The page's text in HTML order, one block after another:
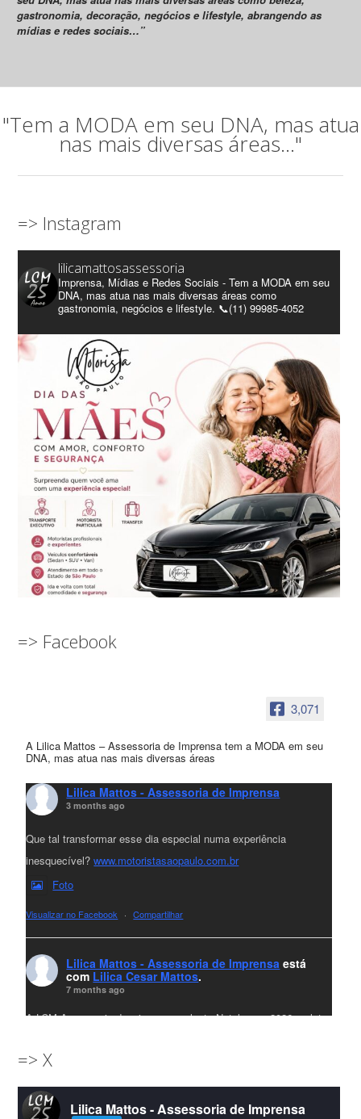
gastronomia, decoração, negócios e lifestyle, abrangendo as
mídias e redes sociais…”
"Tem a MODA em seu DNA, mas atua
nas mais diversas áreas..."
=> Instagram
lilicamattosassessoria
Imprensa, Mídias e Redes Sociais - Tem a MODA em seu
DNA, mas atua nas mais diversas áreas como
gastronomia, negócios e lifestyle. 📞(11) 99985-4052
=> Facebook
3,071
A Lilica Mattos – Assessoria de Imprensa tem a MODA em seu
DNA, mas atua nas mais diversas áreas
Lilica Mattos - Assessoria de Imprensa
3 months ago
Que tal transformar esse dia especial numa experiência
inesquecível?www.motoristasaopaulo.com.br
Foto
Visualizar no Facebook · Compartilhar
Lilica Mattos - Assessoria de Imprensa está
com Lilica Cesar Mattos.
7 months ago
A LCM Assessoria deseja um excelente Natal e um 2026 repleto
amigos que sempre nos acompanham!🎄✨🥂❤️
#lcmassessoriassessoria#natal #merrychristmas #felizanonovo
#HappyNewYear
=> X
Lilica Mattos - Assessoria de Imprensa